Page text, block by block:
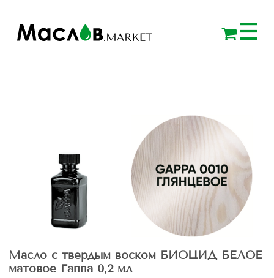
Масло с твердым воском БИОЦИД БЕЛОЕ
матовое Гаппа 0,2 мл